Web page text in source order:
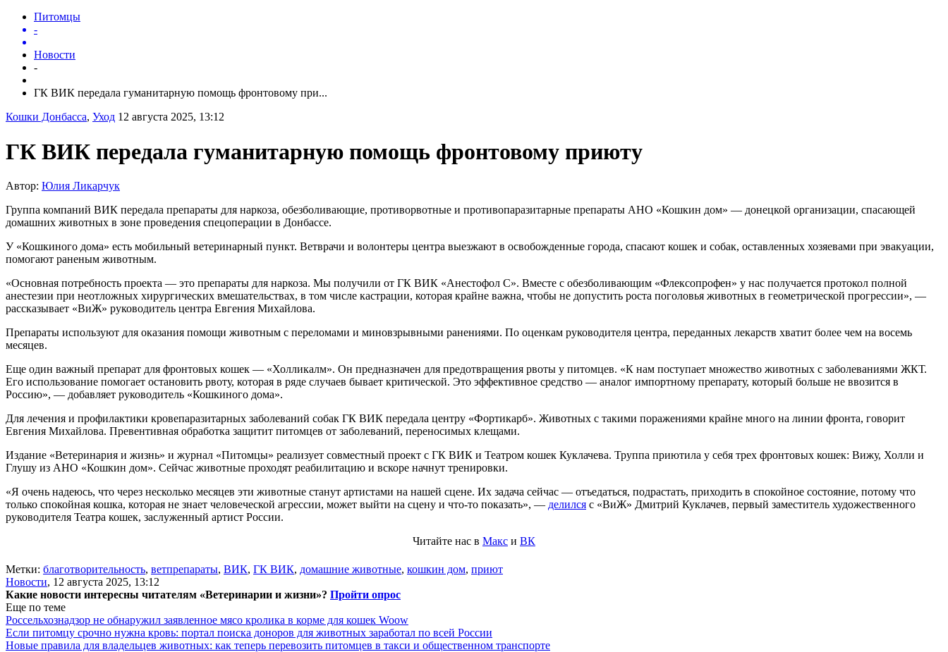
Питомцы
-
Новости
-
ГК ВИК передала гуманитарную помощь фронтовому при...
Кошки Донбасса, Уход 12 августа 2025, 13:12
ГК ВИК передала гуманитарную помощь фронтовому приюту
Автор: Юлия Ликарчук
Группа компаний ВИК передала препараты для наркоза, обезболивающие, противорвотные и противопаразитарные препараты АНО «Кошкин дом» — донецкой организации, спасающей
домашних животных в зоне проведения спецоперации в Донбассе.
У «Кошкиного дома» есть мобильный ветеринарный пункт. Ветврачи и волонтеры центра выезжают в освобожденные города, спасают кошек и собак, оставленных хозяевами при эвакуации,
помогают раненым животным.
«Основная потребность проекта — это препараты для наркоза. Мы получили от ГК ВИК «Анестофол С». Вместе с обезболивающим «Флексопрофен» у нас получается протокол полной
анестезии при неотложных хирургических вмешательствах, в том числе кастрации, которая крайне важна, чтобы не допустить роста поголовья животных в геометрической прогрессии», —
рассказывает «ВиЖ» руководитель центра Евгения Михайлова.
Препараты используют для оказания помощи животным с переломами и миновзрывными ранениями. По оценкам руководителя центра, переданных лекарств хватит более чем на восемь
месяцев.
Еще один важный препарат для фронтовых кошек — «Холликалм». Он предназначен для предотвращения рвоты у питомцев. «К нам поступает множество животных с заболеваниями ЖКТ.
Его использование помогает остановить рвоту, которая в ряде случаев бывает критической. Это эффективное средство — аналог импортному препарату, который больше не ввозится в
Россию», — добавляет руководитель «Кошкиного дома».
Для лечения и профилактики кровепаразитарных заболеваний собак ГК ВИК передала центру «Фортикарб». Животных с такими поражениями крайне много на линии фронта, говорит
Евгения Михайлова. Превентивная обработка защитит питомцев от заболеваний, переносимых клещами.
Издание «Ветеринария и жизнь» и журнал «Питомцы» реализует совместный проект с ГК ВИК и Театром кошек Куклачева. Труппа приютила у себя трех фронтовых кошек: Вижу, Холли и
Глушу из АНО «Кошкин дом». Сейчас животные проходят реабилитацию и вскоре начнут тренировки.
«Я очень надеюсь, что через несколько месяцев эти животные станут артистами на нашей сцене. Их задача сейчас — отъедаться, подрастать, приходить в спокойное состояние, потому что
только спокойная кошка, которая не знает человеческой агрессии, может выйти на сцену и что-то показать», — делился с «ВиЖ» Дмитрий Куклачев, первый заместитель художественного
руководителя Театра кошек, заслуженный артист России.
Читайте нас в Макс и ВК
Метки: благотворительность, ветпрепараты, ВИК, ГК ВИК, домашние животные, кошкин дом, приют
Новости, 12 августа 2025, 13:12
Какие новости интересны читателям «Ветеринарии и жизни»? Пройти опрос
Еще по теме
Россельхознадзор не обнаружил заявленное мясо кролика в корме для кошек Woow
Если питомцу срочно нужна кровь: портал поиска доноров для животных заработал по всей России
Новые правила для владельцев животных: как теперь перевозить питомцев в такси и общественном транспорте